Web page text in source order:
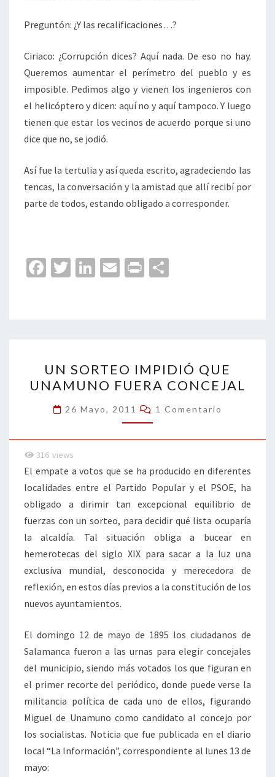
Preguntón: ¿Y las recalificaciones…?
Ciriaco: ¿Corrupción dices? Aquí nada. De eso no hay.
Queremos aumentar el perímetro del pueblo y es
imposible. Pedimos algo y vienen los ingenieros con
el helicóptero y dicen: aquí no y aquí tampoco. Y luego
tienen que estar los vecinos de acuerdo porque si uno
dice que no, se jodió.
Así fue la tertulia y así queda escrito, agradeciendo las
tencas, la conversación y la amistad que allí recibí por
parte de todos, estando obligado a corresponder.
Fa
o
o
k
T
er
Li
dI
n
E
l
Pr
p
ar
tir
SORTEO
IMPIDIÓ
QUE
UNAMUNO
FUERA
UN SORTEO IMPIDIÓ QUE
UNAMUNO FUERA CONCEJAL
26 Mayo, 2011 Comentarios
1 Comentario
316 views
El empate a votos que se ha producido en diferentes
localidades entre el Partido Popular y el PSOE, ha
obligado a dirimir tan excepcional equilibrio de
fuerzas con un sorteo, para decidir qué lista ocuparía
la alcaldía. Tal situación obliga a bucear en
hemerotecas del siglo XIX para sacar a la luz una
exclusiva mundial, desconocida y merecedora de
reflexión, en estos días previos a la constitución de los
nuevos ayuntamientos.
El domingo 12 de mayo de 1895 los ciudadanos de
Salamanca fueron a las urnas para elegir concejales
del municipio, siendo más votados los que figuran en
el primer recorte del periódico, donde puede verse la
militancia política de cada uno de ellos, figurando
Miguel de Unamuno como candidato al concejo por
los socialistas. Noticia que fue publicada en el diario
local “La Información”, correspondiente al lunes 13 de
mayo: